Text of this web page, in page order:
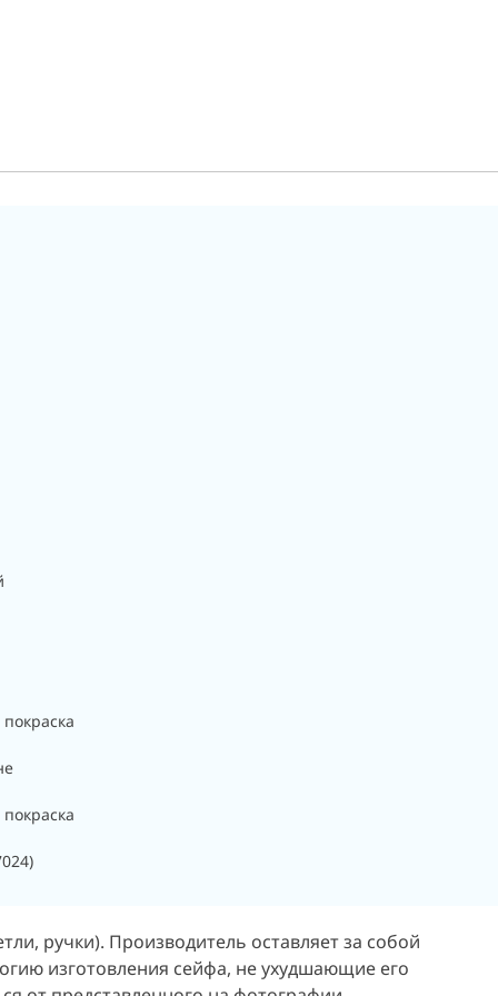
ручки). Производитель оставляет за собой
изготовления сейфа, не ухудшающие его